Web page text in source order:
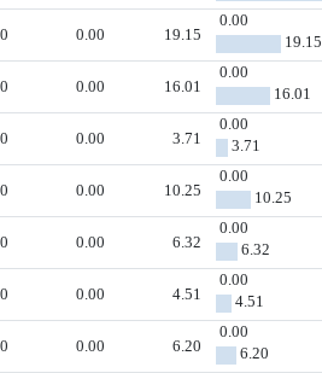
0 0.00 19.15
0.00
19.15
0 0.00 16.01
0.00
16.01
0 0.00 3.71
0.00
3.71
0 0.00 10.25
0.00
10.25
0 0.00 6.32
0.00
6.32
0 0.00 4.51
0.00
4.51
0 0.00 6.20
0.00
6.20